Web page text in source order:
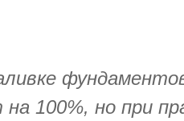
100%, но при